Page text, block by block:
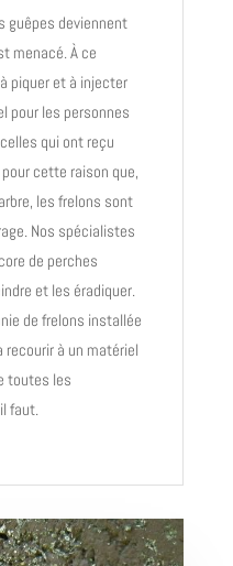
guêpes deviennent
menacé. À ce
piquer et à injecter
pour les personnes
qui ont reçu
cette raison que,
les frelons sont
Nos spécialistes
de perches
et les éradiquer.
de frelons installée
recourir à un matériel
toutes les
faut.